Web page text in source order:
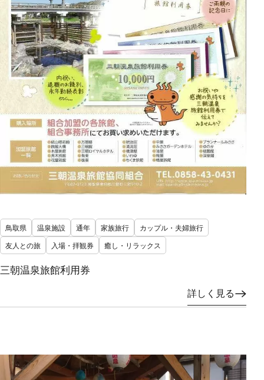
鳥取県 温泉施設 通年 家族旅行
カップル・夫婦旅行
友人との旅
入場・拝観券 癒し・リラックス
三朝温泉旅館利用券
詳しく見る